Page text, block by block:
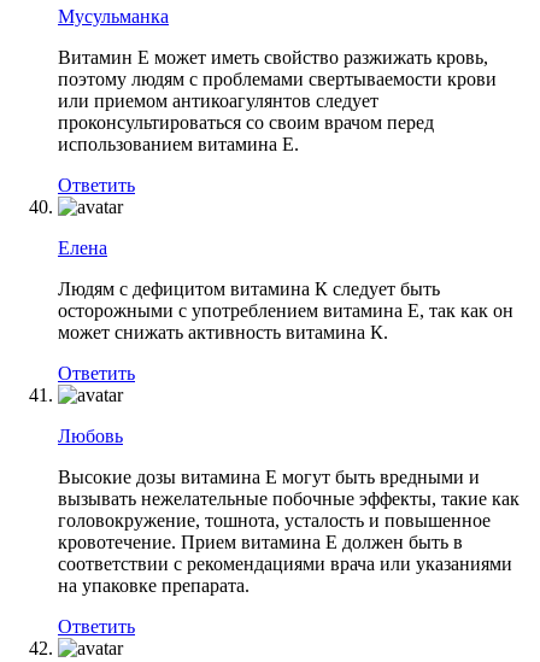
Мусульманка
Витамин Е может иметь свойство разжижать кровь,
поэтому людям с проблемами свертываемости крови
или приемом антикоагулянтов следует
проконсультироваться со своим врачом перед
использованием витамина Е.
Ответить
Елена
Людям с дефицитом витамина К следует быть
осторожными с употреблением витамина Е, так как он
может снижать активность витамина К.
Ответить
Любовь
Высокие дозы витамина Е могут быть вредными и
вызывать нежелательные побочные эффекты, такие как
головокружение, тошнота, усталость и повышенное
кровотечение. Прием витамина Е должен быть в
соответствии с рекомендациями врача или указаниями
на упаковке препарата.
Ответить